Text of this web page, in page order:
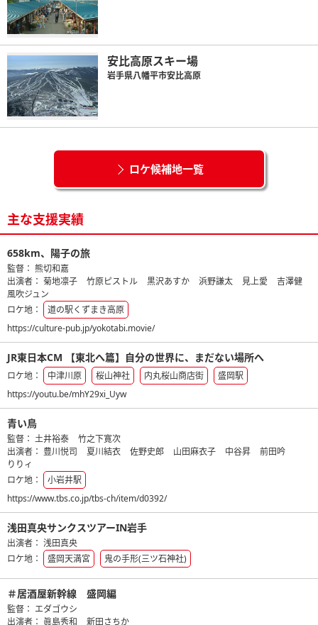
安比高原スキー場
岩手県八幡平市安比高原
ロケ候補地一覧
主な支援実績
658km、陽子の旅
監督： 熊切和嘉
出演者： 菊地凛子 竹原ピストル 黒沢あすか 浜野謙太 見上愛
吉澤健
風吹ジュン
ロケ地：
道の駅くずまき高原
https://culture-pub.jp/yokotabi.movie/
JR東日本CM 【東北へ篇】自分の世界に、まだない場所へ
ロケ地： 中津川原 桜山神社 内丸桜山商店街
盛岡駅
https://youtu.be/mhY29xi_Uyw
青い鳥
監督： 土井裕泰
竹之下寛次
出演者： 豊川悦司 夏川結衣 佐野史郎 山田麻衣子 中谷昇
前田吟
りりィ
ロケ地：
小岩井駅
https://www.tbs.co.jp/tbs-ch/item/d0392/
浅田真央サンクスツアーIN岩手
出演者： 浅田真央
ロケ地：
盛岡天満宮 鬼の手形(三ツ石神社)
＃居酒屋新幹線 盛岡編
監督： エダゴウシ
出演者： 眞島秀和 新田さちか